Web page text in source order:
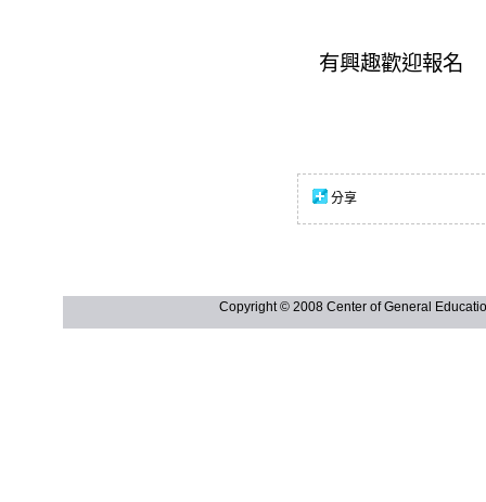
有興趣歡迎報名
分享
Copyright © 2008 Center of General